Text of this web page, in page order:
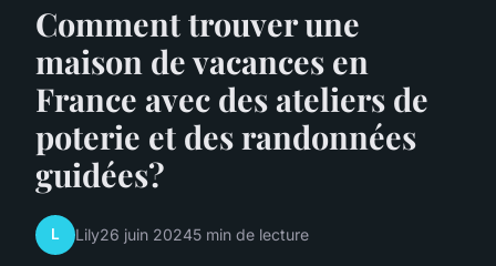
Comment trouver une
maison de vacances en
France avec des ateliers de
poterie et des randonnées
guidées?
L Lily26 juin 20245 min de lecture